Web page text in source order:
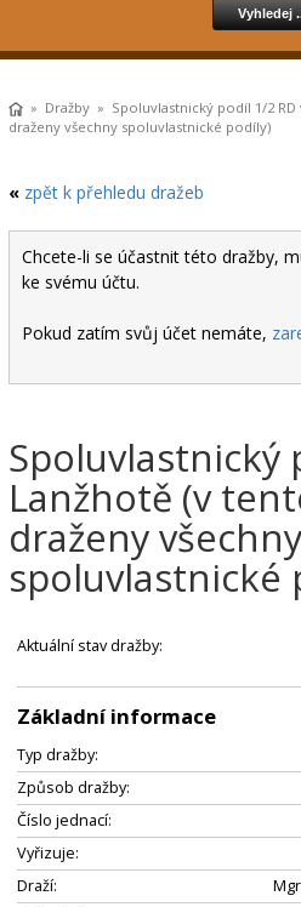
» Dražby » Spoluvlastnický podíl 1/2
draženy všechny spoluvlastnické podíly)
« zpět k přehledu dražeb
Chcete-li se účastnit této dražby,
ke svému účtu.
Pokud zatím svůj účet nemáte,
Spoluvlastnický
Lanžhotě (v
draženy všechny
spoluvlastnické
Aktuální stav dražby:
Základní informace
Typ dražby:
Způsob dražby:
Číslo jednací:
Vyřizuje:
Draží: